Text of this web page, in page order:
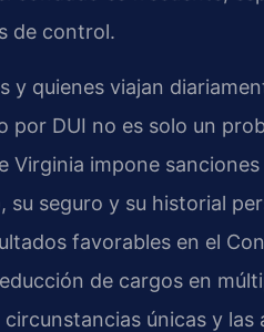
de control.
y quienes viajan
por DUI no es solo un
Virginia impone
su seguro y su historial
favorables en el
de cargos en
únicas y